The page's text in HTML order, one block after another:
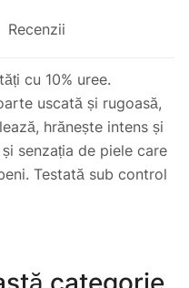
Recenzii
cu 10% uree.
uscată și rugoasă,
hrănește intens și
senzația de piele care
Testată sub control
pe zonele rugoase